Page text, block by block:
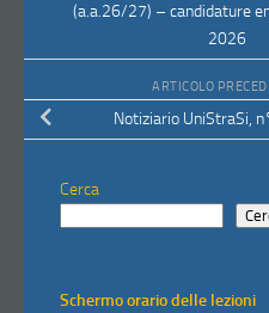
(a.a.26/27) – candidature
2026
ARTICOLO
Notiziario UniStraSi,
Cerca
Schermo orario delle lezioni